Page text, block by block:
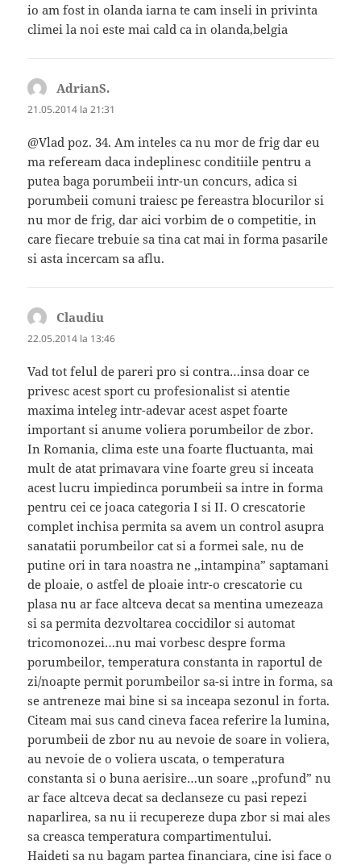
io am fost in olanda iarna te cam inseli in privinta
climei la noi este mai cald ca in olanda,belgia
AdrianS.
21.05.2014 la 21:31
@Vlad poz. 34. Am inteles ca nu mor de frig dar eu
ma refeream daca indeplinesc conditiile pentru a
putea baga porumbeii intr-un concurs, adica si
porumbeii comuni traiesc pe fereastra blocurilor si
nu mor de frig, dar aici vorbim de o competitie, in
care fiecare trebuie sa tina cat mai in forma pasarile
si asta incercam sa aflu.
Claudiu
22.05.2014 la 13:46
Vad tot felul de pareri pro si contra…insa doar ce
privesc acest sport cu profesionalist si atentie
maxima inteleg intr-adevar acest aspet foarte
important si anume voliera porumbeilor de zbor.
In Romania, clima este una foarte fluctuanta, mai
mult de atat primavara vine foarte greu si inceata
acest lucru impiedinca porumbeii sa intre in forma
pentru cei ce joaca categoria I si II. O crescatorie
complet inchisa permita sa avem un control asupra
sanatatii porumbeilor cat si a formei sale, nu de
putine ori in tara noastra ne ,,intampina” saptamani
de ploaie, o astfel de ploaie intr-o crescatorie cu
plasa nu ar face altceva decat sa mentina umezeaza
si sa permita dezvoltarea coccidilor si automat
tricomonozei…nu mai vorbesc despre forma
porumbeilor, temperatura constanta in raportul de
zi/noapte permit porumbeilor sa-si intre in forma, sa
se antreneze mai bine si sa inceapa sezonul in forta.
Citeam mai sus cand cineva facea referire la lumina,
porumbeii de zbor nu au nevoie de soare in voliera,
au nevoie de o voliera uscata, o temperatura
constanta si o buna aerisire…un soare ,,profund” nu
ar face altceva decat sa declanseze cu pasi repezi
naparlirea, sa nu ii recupereze dupa zbor si mai ales
sa creasca temperatura compartimentului.
Haideti sa nu bagam partea financiara, cine isi face o